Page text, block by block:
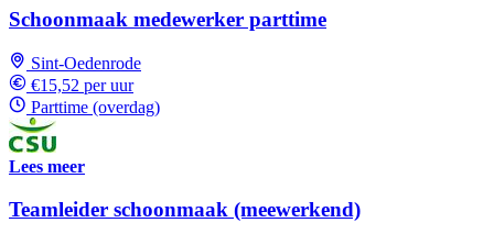
Schoonmaak medewerker parttime
Sint-Oedenrode
€15,52 per uur
Parttime (overdag)
Lees meer
Teamleider schoonmaak (meewerkend)